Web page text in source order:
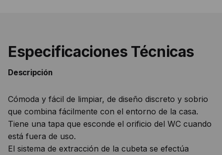
Especificaciones Técnicas
Descripción
Cómoda y fácil de limpiar, de diseño discreto y sobrio
que combina fácilmente con el entorno de la casa.
Tiene una tapa que esconde el orificio del WC cuando
está fuera de uso.
El sistema de extracción de la cubeta se efectúa